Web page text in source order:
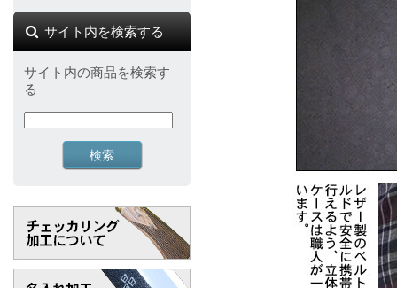
サイト内を検索する
サイト内の商品を検索す
る